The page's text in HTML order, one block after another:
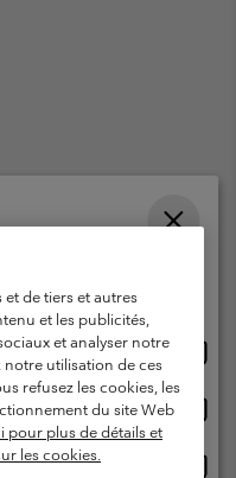
| français ›
Garantie
lidmaatschap
inhoud
Impressum
de tiers et autres
et les publicités,
et analyser notre
notre utilisation de ces
refusez les cookies, les
du site Web
pour plus de détails et
les cookies.
beschikbaar